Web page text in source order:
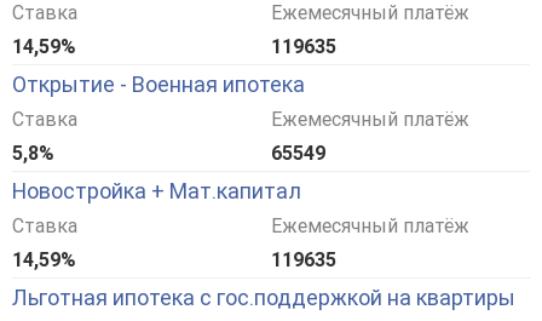
Ставка
14,59%
Ежемесячный платёж
119635
Открытие - Военная ипотека
Ставка
5,8%
Ежемесячный платёж
65549
Новостройка + Мат.капитал
Ставка
14,59%
Ежемесячный платёж
119635
Льготная ипотека с гос.поддержкой на квартиры